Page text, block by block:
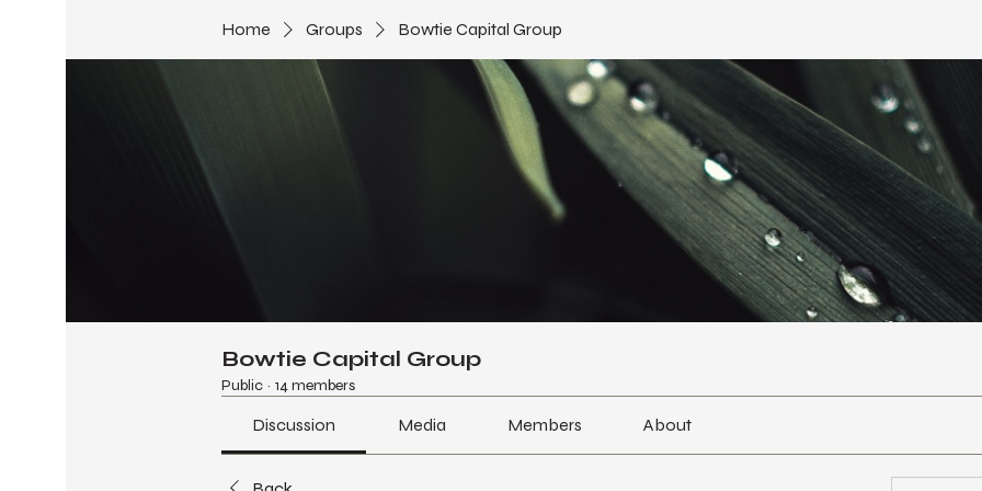
Home Groups Bowtie Capital Group
Bowtie Capital Group
Public · 14 members
Discussion Media Members About